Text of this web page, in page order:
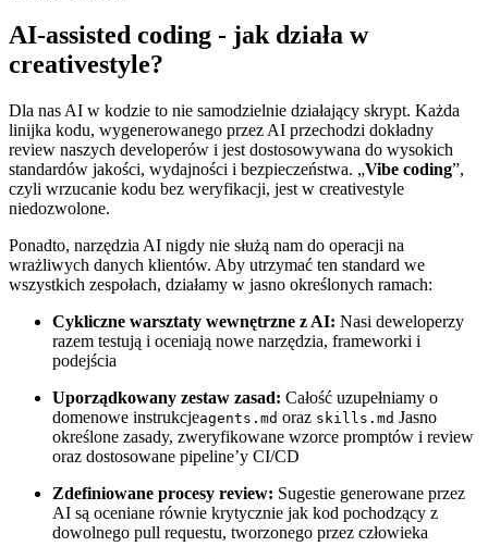
AI-assisted coding - jak działa w
creativestyle?
Dla nas AI w kodzie to nie samodzielnie działający skrypt. Każda
linijka kodu, wygenerowanego przez AI przechodzi dokładny
review naszych developerów i jest dostosowywana do wysokich
standardów jakości, wydajności i bezpieczeństwa. „Vibe coding”,
czyli wrzucanie kodu bez weryfikacji, jest w creativestyle
niedozwolone.
Ponadto, narzędzia AI nigdy nie służą nam do operacji na
wrażliwych danych klientów. Aby utrzymać ten standard we
wszystkich zespołach, działamy w jasno określonych ramach:
Cykliczne warsztaty wewnętrzne z AI: Nasi deweloperzy
razem testują i oceniają nowe narzędzia, frameworki i
podejścia
Uporządkowany zestaw zasad: Całość uzupełniamy o
domenowe instrukcjeagents.md oraz skills.md Jasno
określone zasady, zweryfikowane wzorce promptów i review
oraz dostosowane pipeline’y CI/CD
Zdefiniowane procesy review: Sugestie generowane przez
AI są oceniane równie krytycznie jak kod pochodzący z
dowolnego pull requestu, tworzonego przez człowieka